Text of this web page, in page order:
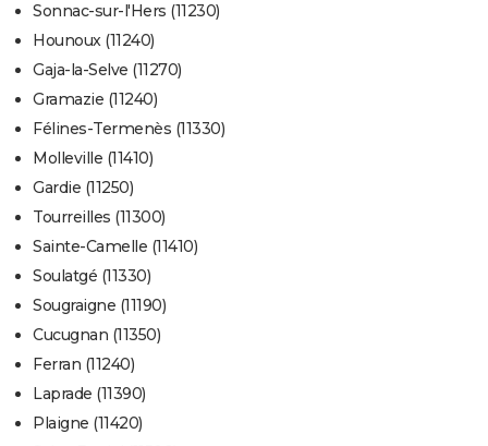
Sonnac-sur-l'Hers (11230)
Hounoux (11240)
Gaja-la-Selve (11270)
Gramazie (11240)
Félines-Termenès (11330)
Molleville (11410)
Gardie (11250)
Tourreilles (11300)
Sainte-Camelle (11410)
Soulatgé (11330)
Sougraigne (11190)
Cucugnan (11350)
Ferran (11240)
Laprade (11390)
Plaigne (11420)